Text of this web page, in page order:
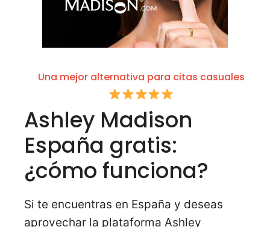
Una mejor alternativa para citas casuales
Ashley Madison
España gratis:
¿cómo funciona?
Si te encuentras en España y deseas
aprovechar la plataforma Ashley